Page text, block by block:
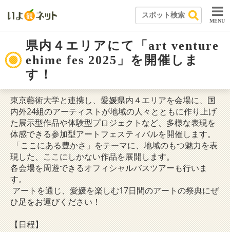
MENU
県内４エリアにて「art venture
ehime fes 2025」を開催しま
す！
東京藝術大学と連携し、愛媛県内４エリアを会場に、国
内外24組のアーティストが地域の人々とともに作り上げ
た展示型作品や体験型プロジェクトなど、多様な表現を
体感できる参加型アートフェスティバルを開催します。
「ここにある豊かさ」をテーマに、地域のもつ魅力を表
現した、ここにしかない作品を展開します。
各会場を周遊できるオフィシャルバスツアーも行いま
す。
アートを通じ、愛媛を楽しむ17日間のアートの祭典にぜ
ひ足をお運びください！
【日程】